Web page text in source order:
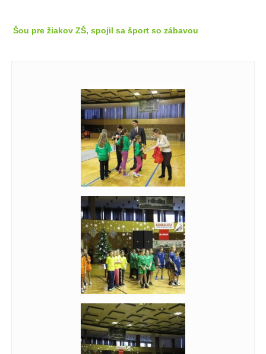
Šou pre žiakov ZŠ, spojil sa šport so zábavou